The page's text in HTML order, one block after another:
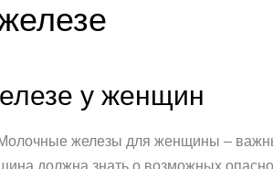
у женщин
железы для женщины –
должна знать о возможных